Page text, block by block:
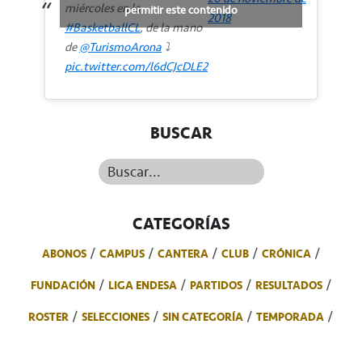
miércoles en la
#BasketballCL, de la mano
de@TurismoArona ⤵️
pic.twitter.com/l6dCJcDLE2
2018
permitir este contenido
BUSCAR
Buscar...
CATEGORÍAS
ABONOS CAMPUS CANTERA CLUB
CRÓNICA
FUNDACIÓN
LIGA ENDESA PARTIDOS
RESULTADOS
ROSTER
SELECCIONES SIN CATEGORÍA
TEMPORADA